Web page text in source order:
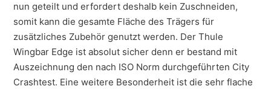
nun geteilt und erfordert deshalb kein Zuschneiden,
somit kann die gesamte Fläche des Trägers für
zusätzliches Zubehör genutzt werden. Der Thule
Wingbar Edge ist absolut sicher denn er bestand mit
Auszeichnung den nach ISO Norm durchgeführten City
Crashtest. Eine weitere Besonderheit ist die sehr flache